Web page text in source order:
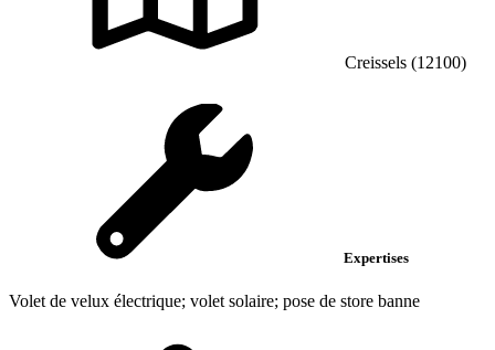
Creissels (12100)
Expertises
Volet de velux électrique; volet solaire; pose de store banne